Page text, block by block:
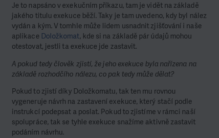
Je to napsáno v exekučním příkazu, tam je vidět na základě
jakého titulu exekuce běží. Taky je tam uvedeno, kdy byl nález
vydán a kým. V tomhle může lidem usnadnit zjišťování i naše
aplikace Doložkomat, kde si na základě pár údajů mohou
otestovat, jestli ta exekuce jde zastavit.
A pokud tedy člověk zjistí, že jeho exekuce byla nařízena na
základě rozhodčího nálezu, co pak tedy může dělat?
Pokud to zjistí díky Doložkomatu, tak ten mu rovnou
vygeneruje návrh na zastavení exekuce, který stačí podle
instrukcí podepsat a poslat. Pokud to zjistíme v rámci naší
spolupráce, tak se tyhle exekuce snažíme aktivně zastavit
podáním návrhu.